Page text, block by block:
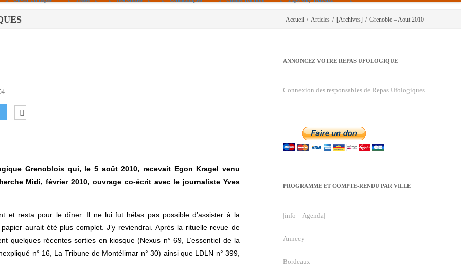
Accueil / Articles / [Archives] / Grenoble – Aout 2010
Grenoblois qui, le 5 août 2010, recevait Egon Kragel venu
Midi, février 2010, ouvrage co-écrit avec le journaliste Yves
et resta pour le dîner. Il ne lui fut hélas pas possible d’assister à la
aurait été plus complet. J’y reviendrai. Après la rituelle revue de
quelques récentes sorties en kiosque (Nexus n° 69, L’essentiel de la
n° 16, La Tribune de Montélimar n° 30) ainsi que LDLN n° 399,
ANNONCEZ VOTRE REPAS UFOLOGIQUE
Connexion des responsables de Repas Ufologiques
PROGRAMME ET COMPTE-RENDU PAR VILLE
|info – Agenda|
Annecy
Bordeaux